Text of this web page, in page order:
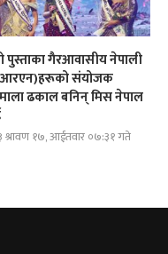
पुस्ताका गैरआवासीय नेपाली
संयोजक
ढकाल बनिन् मिस नेपाल
श्रावण १७, आईतवार ०७:३१ गते